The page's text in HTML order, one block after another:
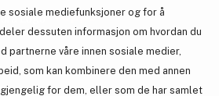
sosiale mediefunksjoner og for å
dessuten informasjon om hvordan du
partnerne våre innen sosiale medier,
som kan kombinere den med annen
for dem, eller som de har samlet
AS